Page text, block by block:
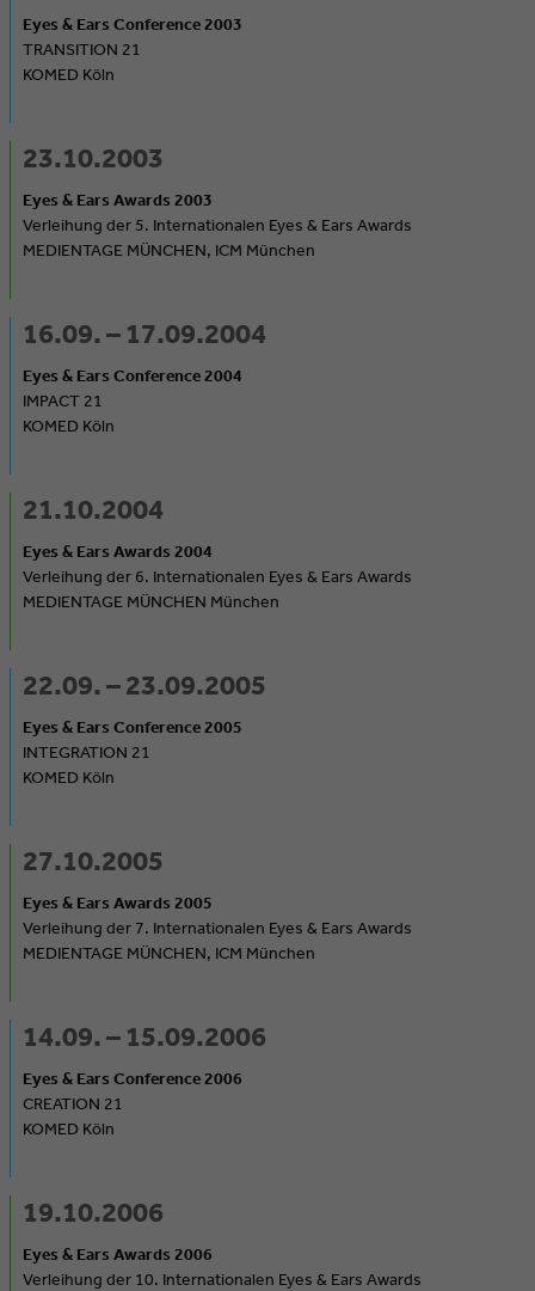
Eyes & Ears Conference 2003
TRANSITION 21
KOMED Köln
23.10.2003
Eyes & Ears Awards 2003
Verleihung der 5. Internationalen Eyes & Ears Awards
MEDIENTAGE MÜNCHEN, ICM München
16.09. – 17.09.2004
Eyes & Ears Conference 2004
IMPACT 21
KOMED Köln
21.10.2004
Eyes & Ears Awards 2004
Verleihung der 6. Internationalen Eyes & Ears Awards
MEDIENTAGE MÜNCHEN München
22.09. – 23.09.2005
Eyes & Ears Conference 2005
INTEGRATION 21
KOMED Köln
27.10.2005
Eyes & Ears Awards 2005
Verleihung der 7. Internationalen Eyes & Ears Awards
MEDIENTAGE MÜNCHEN, ICM München
14.09. – 15.09.2006
Eyes & Ears Conference 2006
CREATION 21
KOMED Köln
19.10.2006
Eyes & Ears Awards 2006
Verleihung der 10. Internationalen Eyes & Ears Awards